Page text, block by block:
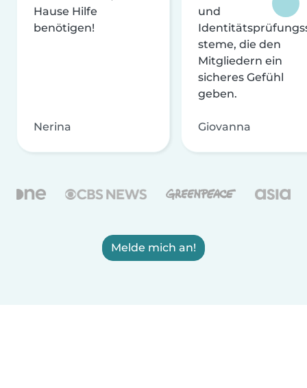
Hause Hilfe
benötigen!
Nerina
und
steme, die den
Mitgliedern ein
sicheres Gefühl
geben.
Giovanna
Melde mich an!